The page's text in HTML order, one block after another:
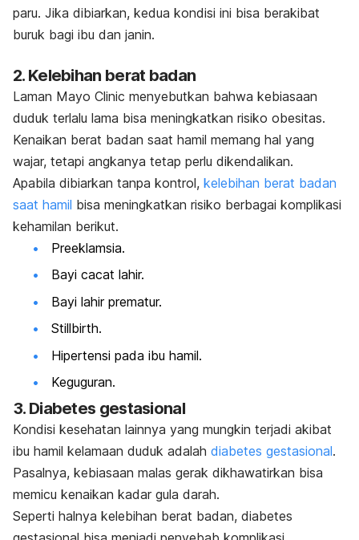
paru. Jika dibiarkan, kedua kondisi ini bisa berakibat
buruk bagi ibu dan janin.
2. Kelebihan berat badan
Laman Mayo Clinic menyebutkan bahwa kebiasaan
duduk terlalu lama bisa meningkatkan risiko obesitas.
Kenaikan berat badan saat hamil memang hal yang
wajar, tetapi angkanya tetap perlu dikendalikan.
Apabila dibiarkan tanpa kontrol, kelebihan berat badan
saat hamil bisa meningkatkan risiko berbagai komplikasi
kehamilan berikut.
Preeklamsia.
Bayi cacat lahir.
Bayi lahir prematur.
Stillbirth.
Hipertensi pada ibu hamil.
Keguguran.
3. Diabetes gestasional
Kondisi kesehatan lainnya yang mungkin terjadi akibat
ibu hamil kelamaan duduk adalah diabetes gestasional.
Pasalnya, kebiasaan malas gerak dikhawatirkan bisa
memicu kenaikan kadar gula darah.
Seperti halnya kelebihan berat badan, diabetes